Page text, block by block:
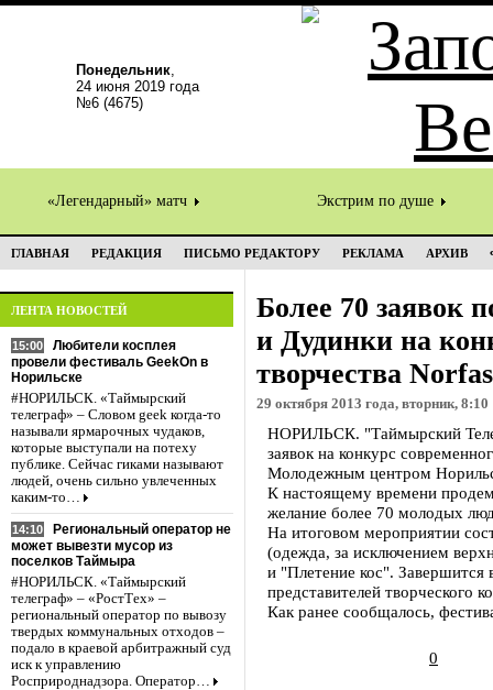
Понедельник,
24 июня 2019 года
№6 (4675)
«Легендарный» матч Экстрим по душе
ГЛАВНАЯ РЕДАКЦИЯ ПИСЬМО РЕДАКТОРУ РЕКЛАМА АРХИВ
ЛЕНТА НОВОСТЕЙ
15:00
Любители косплея
провели фестиваль GeekOn в
Норильске
#НОРИЛЬСК. «Таймырский
телеграф» – Словом geek когда-то
называли ярмарочных чудаков,
которые выступали на потеху
публике. Сейчас гиками называют
людей, очень сильно увлеченных
каким-то…
14:10
Региональный оператор не
может вывезти мусор из
поселков Таймыра
#НОРИЛЬСК. «Таймырский
телеграф» – «РостТех» –
региональный оператор по вывозу
твердых коммунальных отходов –
подало в краевой арбитражный суд
иск к управлению
Росприроднадзора. Оператор…
Более 70 заявок
и Дудинки на
творчества
29 октября 2013 года, вторник, 8:10
НОРИЛЬСК. "Таймырский
заявок на конкурс
Молодежным центром
К настоящему времени
желание более 70 молодых
На итоговом мероприятии
(одежда, за исключением
и "Плетение кос". Завершится
представителей творческого
Как ранее сообщалось,
0